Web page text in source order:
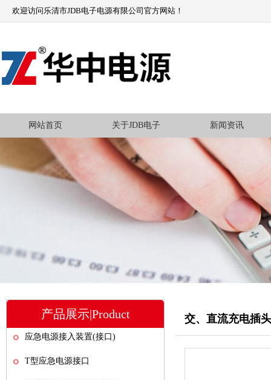
欢迎访问乐清市JDB电子电源有限公司官方网站！
网站首页 关于JDB电子 新闻资讯
产品展示|Product
应急电源接入装置(接口)
T型应急电源接口
交、直流充电插